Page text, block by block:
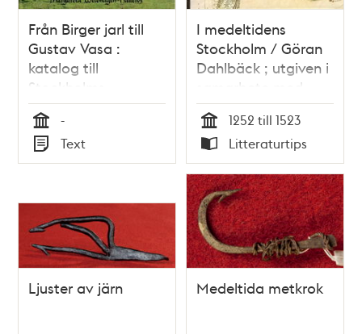
Från Birger jarl till
Gustav Vasa :
katalog till
Stockholms
medeltidsmuseum /
Margareta
Weidhagen-Hallerdt
Tid
-
Typ
Text
I medeltidens
Stockholm / Göran
Dahlbäck ; utgiven i
samarbete med
Stockholms
medeltidsmuseum
Tid
1252 till 1523
Typ
Litteraturtips
Ljuster av järn Medeltida metkrok